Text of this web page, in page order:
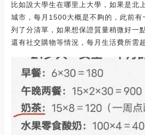
比如說大學生在哪里上大學，如果是北
城市，每月1500大概是不夠的，此前有
列了分清單，如果想保證質量稍微好一
還有社交購物等情況，每月生活費所需